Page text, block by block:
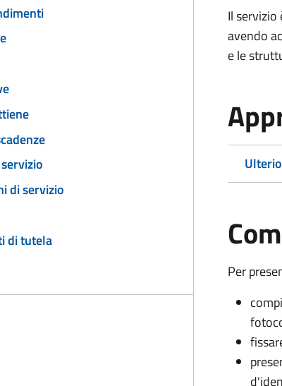
di servizio
di tutela
Il
avendo
e le
Per